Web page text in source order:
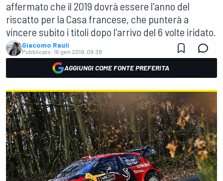
affermato che il 2019 dovrà essere l'anno del
riscatto per la Casa francese, che punterà a
vincere subito i titoli dopo l'arrivo del 6 volte iridato.
Giacomo Rauli
Pubblicato: 16 gen 2019, 09:38
AGGIUNGI COME FONTE PREFERITA